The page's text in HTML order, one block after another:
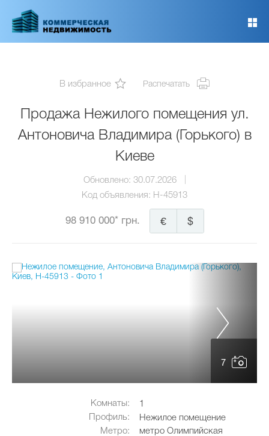
основному
В избранное Распечатать
Продажа Нежилого помещения ул.
Антоновича Владимира (Горького) в
Киеве
Обновлено: 30.07.2026
Код объявления: H-45913
98 910 000* грн. $
€
7
Комнаты:
1
Профиль:
Нежилое помещение
Метро:
метро Олимпийская